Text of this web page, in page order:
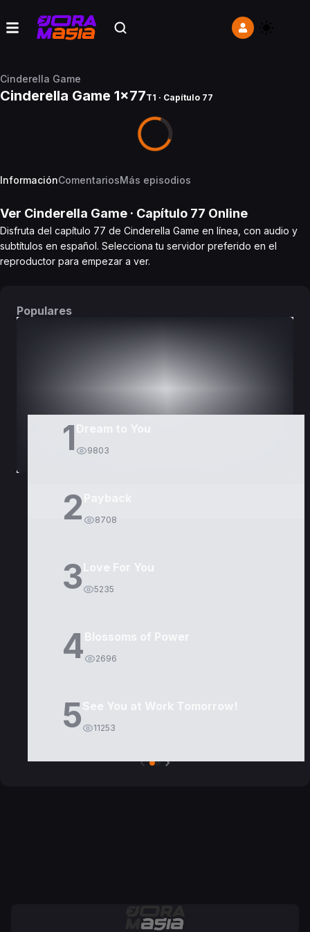
Cinderella Game
Cinderella Game 1x77T1 · Capítulo 77
InformaciónComentariosMás episodios
Ver Cinderella Game · Capítulo 77 Online
Disfruta del capítulo 77 de Cinderella Game en línea, con audio y
subtítulos en español. Selecciona tu servidor preferido en el
reproductor para empezar a ver.
Populares
1 9803
2 8708
3Love For You
5235
4Blossoms of Power
2696
5See You at Work Tomorrow!
11253